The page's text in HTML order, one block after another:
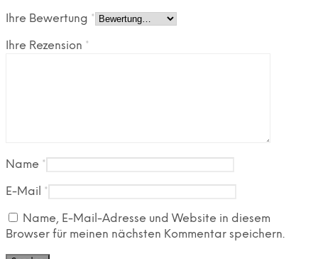
Ihre Bewertung *
Ihre Rezension *
Name *
E-Mail *
Name, E-Mail-Adresse und Website in diesem
Browser für meinen nächsten Kommentar speichern.